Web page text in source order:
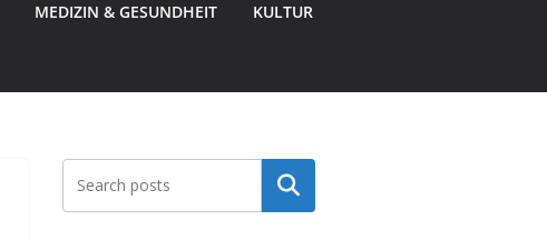
MEDIZIN & GESUNDHEIT KULTUR
Suchen